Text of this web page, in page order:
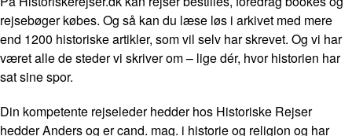
rejsebøger købes. Og så kan du læse løs i arkivet med mere
end 1200 historiske artikler, som vil selv har skrevet. Og vi har
været alle de steder vi skriver om – lige dér, hvor historien har
sat sine spor.
Din kompetente rejseleder hedder hos Historiske Rejser
hedder Anders og er cand. mag. i historie og religion og har